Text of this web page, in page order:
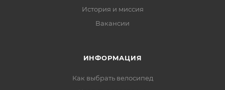
История и миссия
Вакансии
ИНФОРМАЦИЯ
Как выбрать велосипед